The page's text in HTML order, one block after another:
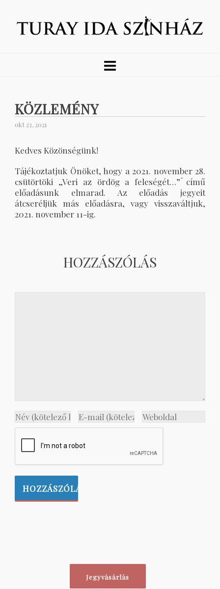
KÖZLEMÉNY
okt 23, 2021
Kedves Közönségünk!
Tájékoztatjuk Önöket, hogy a 2021. november 28.
csütörtöki „Veri az ördög a feleségét…” ́́című
előadásunk elmarad. Az előadás jegyeit
átcseréljük más előadásra, vagy visszaváltjuk,
2021. november 11-ig.
HOZZÁSZÓLÁS
Jegyvásárlás